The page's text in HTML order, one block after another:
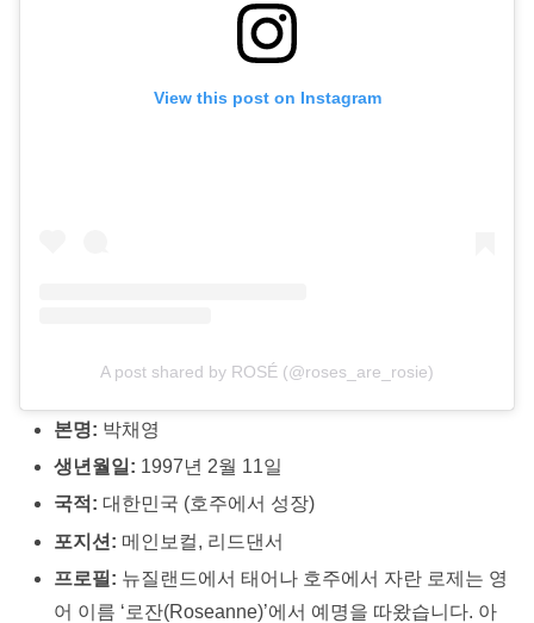
View this post on Instagram
A post shared by ROSÉ (@roses_are_rosie)
본명: 박채영
생년월일: 1997년 2월 11일
국적: 대한민국 (호주에서 성장)
포지션: 메인보컬, 리드댄서
프로필: 뉴질랜드에서 태어나 호주에서 자란 로제는 영
어 이름 ‘로잔(Roseanne)’에서 예명을 따왔습니다. 아